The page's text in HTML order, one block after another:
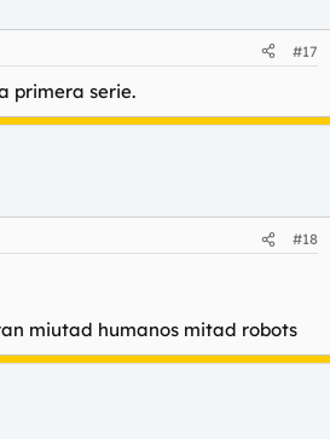
#17
primera serie.
#18
miutad humanos mitad robots